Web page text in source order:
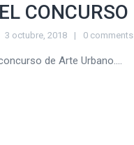
3 octubre, 2018 0 comments
de Arte Urbano....